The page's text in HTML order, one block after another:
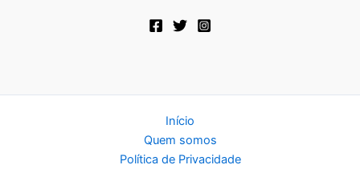
Início
Quem somos
Política de Privacidade